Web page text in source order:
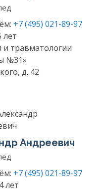
+7 (495) 021-89-97
лет
и травматологии
№31»
д. 42
Андреевич
+7 (495) 021-89-97
лет